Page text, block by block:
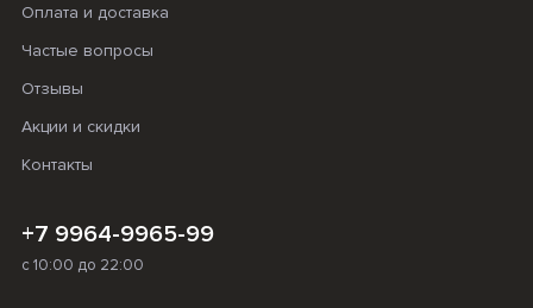
Оплата и доставка
Частые вопросы
Отзывы
Акции и скидки
Контакты
+7 9964-9965-99
с 10:00 до 22:00